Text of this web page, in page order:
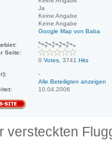
Ja
Keine Angabe
Keine Angabe
Google Map von Baba
Seite:
0 Votes , 3741 Hits
-
Alle Beteiligten anzeigen
10.04.2006
versteckten